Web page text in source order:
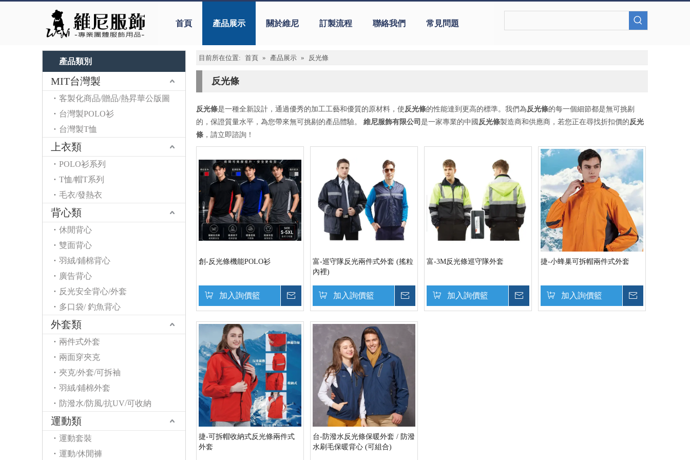
首頁 產品展示 關於維尼 訂製流程 聯絡我們 常見問題
產品類別
MIT台灣製
客製化商品/贈品/熱昇華公版圖
台灣製POLO衫
台灣製T恤
上衣類
POLO衫系列
T恤/帽T系列
毛衣/發熱衣
背心類
休閒背心
雙面背心
羽絨/鋪棉背心
廣告背心
反光安全背心/外套
多口袋/ 釣魚背心
外套類
兩件式外套
兩面穿夾克
夾克/外套/可拆袖
羽絨/鋪棉外套
防潑水/防風/抗UV/可收納
運動類
運動套裝
運動/休閒褲
目前所在位置: 首頁 » 產品展示 » 反光條
反光條
反光條是一種全新設計，通過優秀的加工工藝和優質的原材料，使反光條的性能達到更高的標準。我們為反光條的每一個細節都是無可挑剔
的，保證質量水平，為您帶來無可挑剔的產品體驗。 維尼服飾有限公司 是一家專業的中國 反光條製造商和供應商，若您正在尋找折扣價的反光
條 ，請立即諮詢！
創-反光條機能POLO衫
加入詢價籃
富-巡守隊反光兩件式外套 (搖粒
內裡)
加入詢價籃
富-3M反光條巡守隊外套
加入詢價籃
捷-小蜂巢可拆帽兩件式外套
加入詢價籃
捷-可拆帽收納式反光條兩件式
外套
台-防潑水反光條保暖外套 / 防潑
水刷毛保暖背心 (可組合)